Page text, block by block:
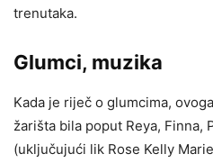
trenutaka.
Glumci, muzika
Kada je riječ o glumcima,
žarišta bila poput Reya, Finna,
(uključujući lik Rose Kelly